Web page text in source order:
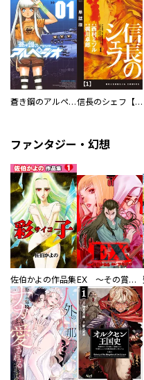
蒼き鋼のアルペジオ 信長のシェフ【単話版】
ファンタジー・幻想
佐伯かよの作品集 EX ～その賞金稼ぎは、世界の出口を探す～【単行本版】